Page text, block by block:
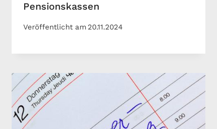
Pensionskassen
Veröffentlicht am 20.11.2024